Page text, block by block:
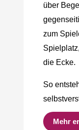
über
zum
die Ecke.
So
Mehr